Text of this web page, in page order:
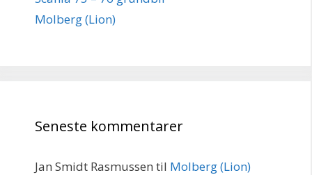
Molberg (Lion)
Seneste kommentarer
Jan Smidt Rasmussen til Molberg (Lion)